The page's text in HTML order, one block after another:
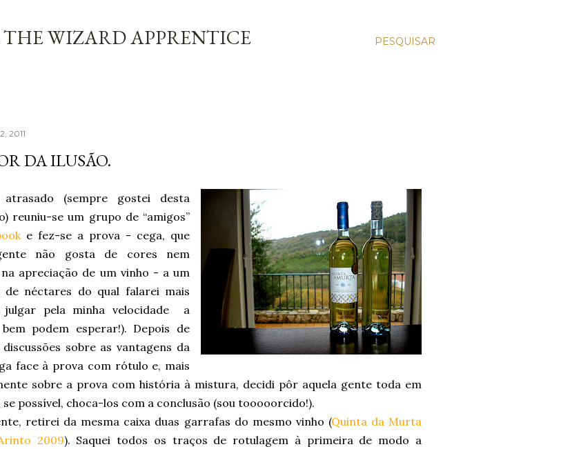
PESQUISAR
THE WIZARD APPRENTICE
2011
DA ILUSÃO.
(sempre gostei desta
reuniu-se um grupo de “amigos”
e fez-se a prova - cega, que
não gosta de cores nem
apreciação de um vinho - a um
de néctares do qual falarei mais
pela minha velocidade a
bem podem esperar!). Depois de
sobre as vantagens da
face à prova com rótulo e, mais
sobre a prova com história à mistura, decidi pôr aquela gente toda em
se possível, choca-los com a conclusão (sou tooooorcido!).
retirei da mesma caixa duas garrafas do mesmo vinho (Quinta da Murta
2009). Saquei todos os traços de rotulagem à primeira de modo a